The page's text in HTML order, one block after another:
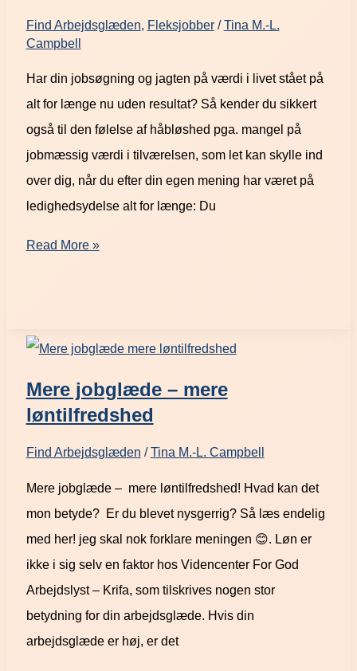
Find Arbejdsglæden, Fleksjobber/Tina M.-L.
Campbell
Har din jobsøgning og jagten på værdi i livet stået på
alt for længe nu uden resultat? Så kender du sikkert
også til den følelse af håbløshed pga. mangel på
jobmæssig værdi i tilværelsen, som let kan skylle ind
over dig, når du efter din egen mening har været på
ledighedsydelse alt for længe: Du
Read More »
Mere jobglæde – mere
løntilfredshed
Find Arbejdsglæden /Tina M.-L. Campbell
Mere jobglæde – mere løntilfredshed! Hvad kan det
mon betyde? Er du blevet nysgerrig? Så læs endelig
med her! jeg skal nok forklare meningen 😊. Løn er
ikke i sig selv en faktor hos Videncenter For God
Arbejdslyst – Krifa, som tilskrives nogen stor
betydning for din arbejdsglæde. Hvis din
arbejdsglæde er høj, er det